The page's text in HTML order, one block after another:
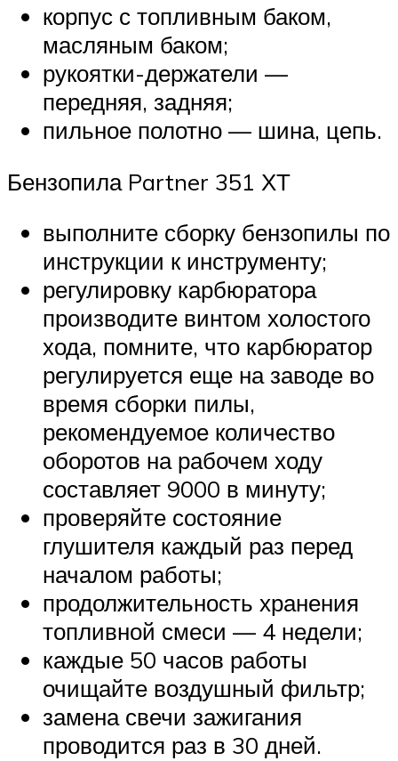
корпус с топливным баком,
масляным баком;
рукоятки-держатели —
передняя, задняя;
пильное полотно — шина, цепь.
Бензопила Partner 351 ХТ
выполните сборку бензопилы по
инструкции к инструменту;
регулировку карбюратора
производите винтом холостого
хода, помните, что карбюратор
регулируется еще на заводе во
время сборки пилы,
рекомендуемое количество
оборотов на рабочем ходу
составляет 9000 в минуту;
проверяйте состояние
глушителя каждый раз перед
началом работы;
продолжительность хранения
топливной смеси — 4 недели;
каждые 50 часов работы
очищайте воздушный фильтр;
замена свечи зажигания
проводится раз в 30 дней.